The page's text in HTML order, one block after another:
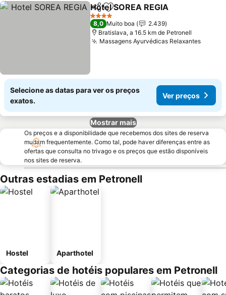
PartilharAdicionar aos favoritos
Hotel SOREA REGIA
4 Estrelas
8,0 Muito boa
2.439
Bratislava, a 16.5 km de Petronell
Massagens Ayurvédicas RelaxantesVer
Selecione as datas para ver os preços
exatos.
Ver preços
Mostrar mais
Os preços e a disponibilidade que recebemos dos sites de reserva
mudam frequentemente. Como tal, pode haver diferenças entre as
ofertas que consulta no trivago e os preços que estão disponíveis
nos sites de reserva.
Outras estadias em Petronell
Hostel Aparthotel
Categorias de hotéis populares em Petronell